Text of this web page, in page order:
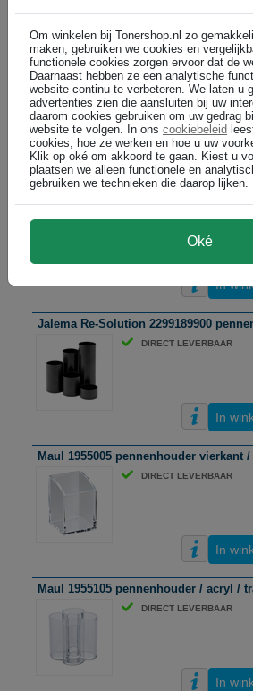
Leitz 53631054 WOW pennenhouder /
DIRECT LEVERBAAR
In
Maul 1956005 pennenbakje / acryl /
In
Jalema Re-Solution 2299189900
DIRECT LEVERBAAR
In
Maul 1955005 pennenhouder vierkant /
DIRECT LEVERBAAR
In
Maul 1955105 pennenhouder / acryl /
DIRECT LEVERBAAR
In
Om winkelen bij Tonershop.nl zo
maken, gebruiken we cookies en
functionele cookies zorgen ervoor dat de
Daarnaast hebben ze een analytische
website continu te verbeteren. We laten u
advertenties zien die aansluiten bij uw
daarom cookies gebruiken om uw gedrag
website te volgen. In ons cookiebeleid
cookies, hoe ze werken en hoe u uw
Klik op oké om akkoord te gaan. Kiest u
plaatsen we alleen functionele en
gebruiken we technieken die daarop lijken.
Oké